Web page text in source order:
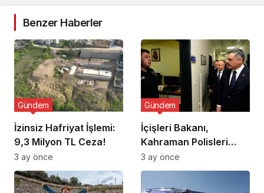
Benzer Haberler
İzinsiz Hafriyat İşlemi:
9,3 Milyon TL Ceza!
Gündem
3 ay önce
İçişleri Bakanı,
Kahraman Polisleri
Ziyaret Etti
Gündem
3 ay önce